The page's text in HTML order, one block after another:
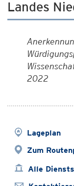
Landes
2022
Lageplan
Zum
Alle